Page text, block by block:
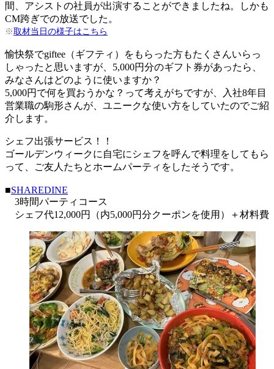
間、アシストの社員が出演することができましたね。しかも
CM跨ぎでの放送でした。
※取材当日の様子はこちら
愉快祭でgiftee（ギフティ）をもらった方もたくさんいらっ
しゃったと思いますが、5,000円分のギフト券があったら、
みなさんはどのように使いますか？
5,000円で何を買おうかな？って考えがちですが、入社8年目
営業職の駒形さんが、ユニークな使い方をしていたのでご紹
介します。
シェフ出張サービス！！
ゴールデンウィークに自宅にシェフを呼んで料理をしてもら
って、ご友人たちとホームパーティをしたそうです。
■SHAREDINE
3時間パーティコース
シェフ代12,000円（内5,000円分クーポンを使用）＋材料費